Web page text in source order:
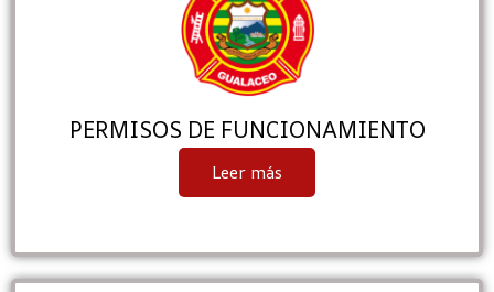
PERMISOS DE FUNCIONAMIENTO
Leer más